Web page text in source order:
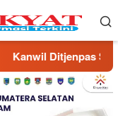
Wilayah